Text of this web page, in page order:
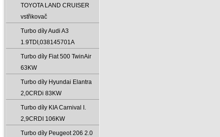
TOYOTA LAND CRUISER
vstřikovač
Turbo díly Audi A3
1.9TDI‚038145701A
Turbo díly Fiat 500 TwinAir
63KW
Turbo díly Hyundai Elantra
2‚0CRDi 83KW
Turbo díly KIA Carnival I.
2‚9CRDI 106KW
Turbo díly Peugeot 206 2.0